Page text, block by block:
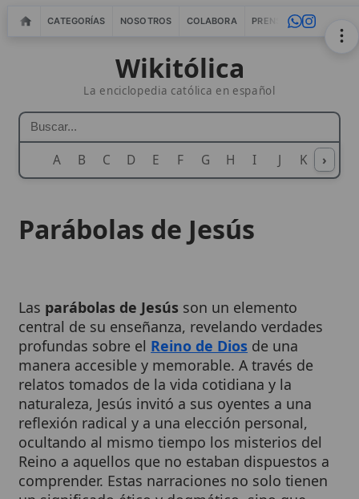
CATEGORÍAS NOSOTROS COLABORA PRENSA WEBMASTERS
Wikitólica
La enciclopedia católica en español
A B C D E F G H I J K L M
›
profundas sobre elReino de Diosde una
manera accesible y memorable. A través de
relatos tomados de la vida cotidiana y la
naturaleza, Jesús invitó a sus oyentes a una
reflexión radical y a una elección personal,
ocultando al mismo tiempo los misterios del
Reino a aquellos que no estaban dispuestos a
comprender. Estas narraciones no solo tienen
un significado ético y dogmático, sino que
también apuntan a la consumación de todas
las cosas y a la presencia de Cristo mismo.